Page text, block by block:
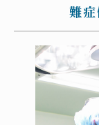
難